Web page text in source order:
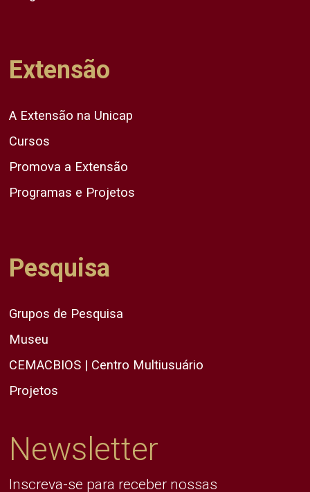
Extensão
A Extensão na Unicap
Cursos
Promova a Extensão
Programas e Projetos
Pesquisa
Grupos de Pesquisa
Museu
CEMACBIOS | Centro Multiusuário
Projetos
Newsletter
Inscreva-se para receber nossas